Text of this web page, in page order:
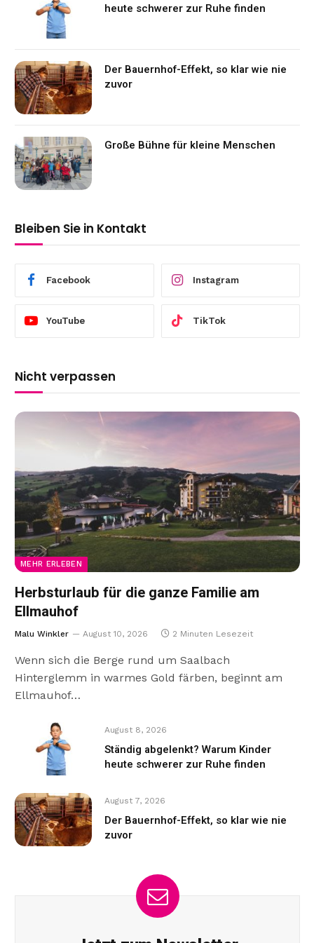
heute schwerer zur Ruhe finden
Der Bauernhof-Effekt, so klar wie nie
zuvor
Große Bühne für kleine Menschen
Bleiben Sie in Kontakt
Facebook Instagram
YouTube TikTok
Nicht verpassen
MEHR ERLEBEN
Herbsturlaub für die ganze Familie am
Ellmauhof
Malu Winkler August 10, 2026 2 Minuten Lesezeit
Wenn sich die Berge rund um Saalbach
Hinterglemm in warmes Gold färben, beginnt am
Ellmauhof…
August 8, 2026
Ständig abgelenkt? Warum Kinder
heute schwerer zur Ruhe finden
August 7, 2026
Der Bauernhof-Effekt, so klar wie nie
zuvor